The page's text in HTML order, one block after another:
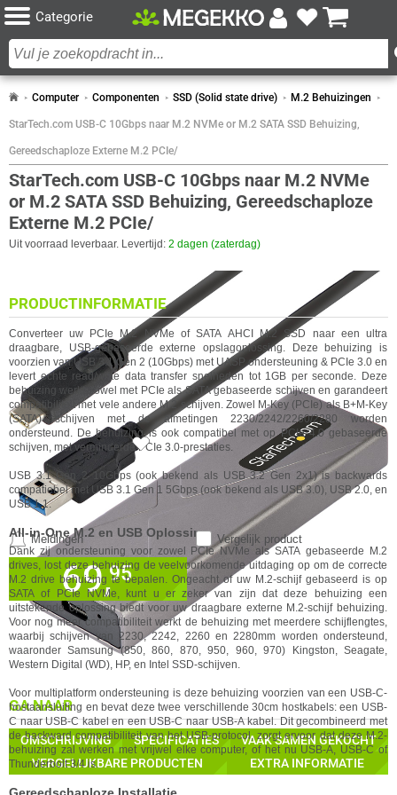
Categorie
Computer Componenten SSD (Solid state drive) M.2 Behuizingen
StarTech.com USB-C 10Gbps naar M.2 NVMe or M.2 SATA SSD Behuizing,
Gereedschaploze Externe M.2 PCIe/
StarTech.com USB-C 10Gbps naar M.2 NVMe
or M.2 SATA SSD Behuizing, Gereedschaploze
Externe M.2 PCIe/
Uit voorraad leverbaar. Levertijd: 2 dagen (zaterdag)
❮ ❯
69,95
IN WINKELMAND
✓ 30 dagen bedenktermijn!
✓ 24 maanden garantie!
✓ Achteraf betalen!
Vergelijk product
Meldingen
GA NAAR
OMSCHRIJVING SPECIFICATIES
VAAK SAMEN GEKOCHT
VERGELIJKBARE PRODUCTEN
EXTRA INFORMATIE
PRODUCTINFORMATIE
Converteer uw PCIe M.2 NVMe of SATA AHCI M.2 SSD naar een ultra
draagbare, USB-gebaseerde externe opslagoplossing. Deze behuizing is
voorzien van USB 3.1 Gen 2 (10Gbps) met UASP ondersteuning & PCIe 3.0 en
levert echte read/write data transfer snelheden tot 1GB per seconde. Deze
behuizing werkt zowel met PCIe als SATA gebaseerde schijven en garandeert
compatibiliteit met vele andere M.2 schijven. Zowel M-Key (PCIe) als B+M-Key
(SATA) schijven met de afmetingen 2230/2242/2260/2280 worden
ondersteund. De behuizing is ook compatibel met op PCIe 4.0 gebaseerde
schijven, met verminderde PCIe 3.0-prestaties.
USB 3.1 Gen 2 10Gbps (ook bekend als USB 3.2 Gen 2x1) is backwards
compatiebel met USB 3.1 Gen 1 5Gbps (ook bekend als USB 3.0), USB 2.0, en
USB 1.1.
All-in-One M.2 en USB Oplossing
Dank zij ondersteuning voor zowel PCIe NVMe als SATA gebaseerde M.2
drives, lost deze behuizing de veelvoorkomende uitdaging op om de correcte
M.2 drive behuizing te bepalen. Ongeacht of uw M.2-schijf gebaseerd is op
SATA of PCIe NVMe, kunt u er zeker van zijn dat deze behuizing een
uitstekende oplossing biedt voor uw draagbare externe M.2-schijf behuizing.
Voor nog meer compatibiliteit werkt de behuizing met meerdere schijflengtes,
waarbij schijven van 2230, 2242, 2260 en 2280mm worden ondersteund,
waaronder Samsung (850, 860, 870, 950, 960, 970) Kingston, Seagate,
Western Digital (WD), HP, en Intel SSD-schijven.
Voor multiplatform ondersteuning is deze behuizing voorzien van een USB-C-
hostaansluiting en bevat deze twee verschillende 30cm hostkabels: een USB-
C naar USB-C kabel en een USB-C naar USB-A kabel. Dit gecombineerd met
de backward compatibiliteit van het USB-protocol, zorgt ervoor dat deze M.2-
behuizing zal werken met vrijwel elke computer, of het nu USB-A, USB-C of
Thunderbolt 3/4 is.